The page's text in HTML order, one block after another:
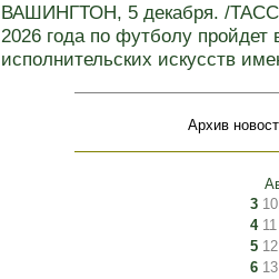
ВАШИНГТОН, 5 декабря. /
2026 года по футболу пройдет
исполнительских искусств
Архив
3 10
4 11
5 12
6 13